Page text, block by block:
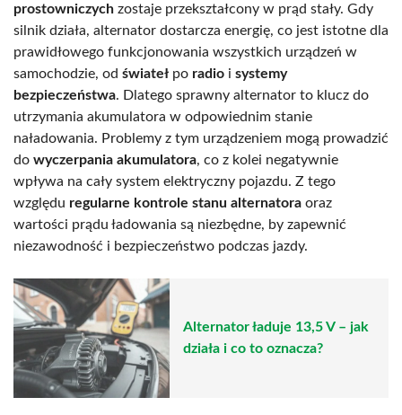
prostowniczych zostaje przekształcony w prąd stały. Gdy
silnik działa, alternator dostarcza energię, co jest istotne dla
prawidłowego funkcjonowania wszystkich urządzeń w
samochodzie, od świateł po radio i systemy
bezpieczeństwa. Dlatego sprawny alternator to klucz do
utrzymania akumulatora w odpowiednim stanie
naładowania. Problemy z tym urządzeniem mogą prowadzić
do wyczerpania akumulatora, co z kolei negatywnie
wpływa na cały system elektryczny pojazdu. Z tego
względu regularne kontrole stanu alternatora oraz
wartości prądu ładowania są niezbędne, by zapewnić
niezawodność i bezpieczeństwo podczas jazdy.
Alternator ładuje 13,5 V – jak
działa i co to oznacza?